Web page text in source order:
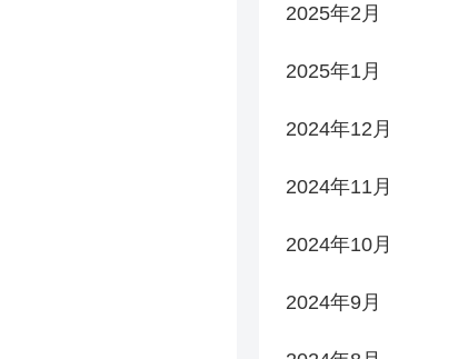
2025年2月
2025年1月
2024年12月
2024年11月
2024年10月
2024年9月